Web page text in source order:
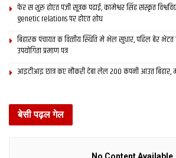
एम्स मे शिफ्ट होयत डीएमसीएच क
उद्घाटन, नव सत्र स पढाई
होटल मैनेजमेंट क पढ़ाई करती
(आरएससी) केर गठन कयलनि। तीन साल बाद
फेर स शुरू होएत पंजी सूत्रक पढाई, कामेश्वर सिंह संस्कृत
genetic relations पर होएत शोध
बिहारक पंचायत क वित्‍तीय स्थिति मे भेल सुधार, पहिल बेर
उपयोगिता प्रमाण पत्र
आइटीआइ छात्र कए नौकरी देबा लेल 200 कंपनी आउत बिहार,
बेसी पढ़ल गेल
No Content Available